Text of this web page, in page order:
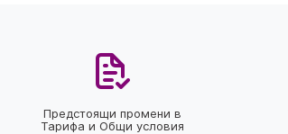
Предстоящи промени в
Тарифа и Общи условия